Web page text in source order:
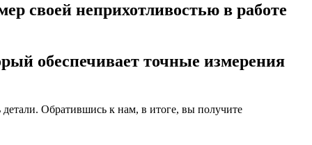
своей неприхотливостью в работе
обеспечивает точные измерения
Обратившись к нам, в итоге, вы получите